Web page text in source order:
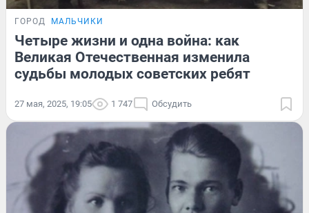
ГОРОД МАЛЬЧИКИ
Четыре жизни и одна война: как
Великая Отечественная изменила
судьбы молодых советских ребят
27 мая, 2025, 19:05 1 747 Обсудить